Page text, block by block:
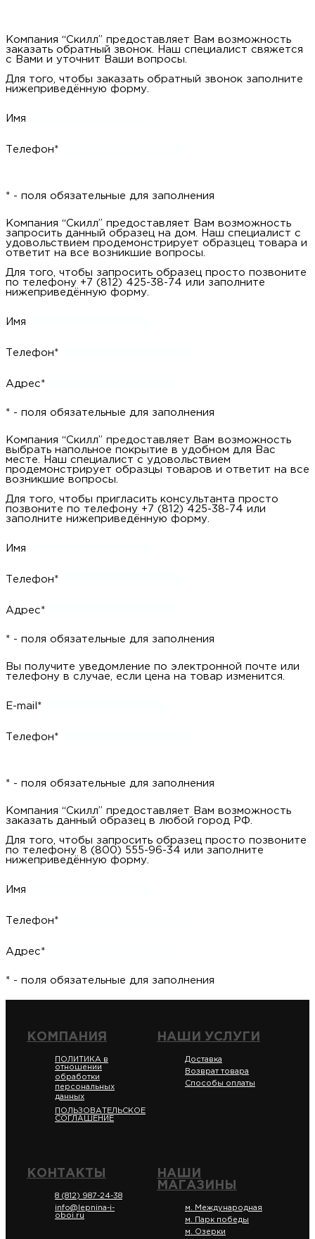
Компания “Скилл” предоставляет Вам возможность
заказать обратный звонок. Наш специалист свяжется
с Вами и уточнит Ваши вопросы.
Для того, чтобы заказать обратный звонок заполните
нижеприведённую форму.
Имя
Телефон*
* - поля обязательные для заполнения
Компания “Скилл” предоставляет Вам возможность
запросить данный образец на дом. Наш специалист с
удовольствием продемонстрирует образцец товара и
ответит на все возникшие вопросы.
Для того, чтобы запросить образец просто позвоните
по телефону +7 (812) 425-38-74 или заполните
нижеприведённую форму.
Имя
Телефон*
Адрес*
* - поля обязательные для заполнения
Компания “Скилл” предоставляет Вам возможность
выбрать напольное покрытие в удобном для Вас
месте. Наш специалист с удовольствием
продемонстрирует образцы товаров и ответит на все
возникшие вопросы.
Для того, чтобы пригласить консультанта просто
позвоните по телефону +7 (812) 425-38-74 или
заполните нижеприведённую форму.
Имя
Телефон*
Адрес*
* - поля обязательные для заполнения
Вы получите уведомление по электронной почте или
телефону в случае, если цена на товар изменится.
E-mail*
Телефон*
* - поля обязательные для заполнения
Компания “Скилл” предоставляет Вам возможность
заказать данный образец в любой город РФ.
Для того, чтобы запросить образец просто позвоните
по телефону 8 (800) 555-96-34 или заполните
нижеприведённую форму.
Имя
Телефон*
Адрес*
* - поля обязательные для заполнения
КОМПАНИЯ
ПОЛИТИКА в
отношении
обработки
персональных
данных
ПОЛЬЗОВАТЕЛЬСКОЕ
СОГЛАШЕНИЕ
НАШИ УСЛУГИ
Доставка
Возврат товара
Способы оплаты
КОНТАКТЫ
8 (812) 987-24-38
info@lepnina-i-
oboi.ru
НАШИ
МАГАЗИНЫ
м. Международная
м. Парк победы
м. Озерки